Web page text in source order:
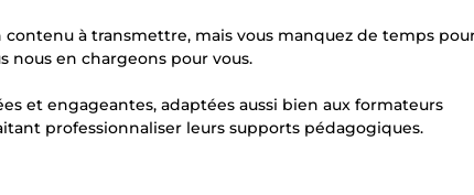
à transmettre, mais vous manquez de temps
nous en chargeons pour vous.
et engageantes, adaptées aussi bien aux formateurs
professionnaliser leurs supports pédagogiques.